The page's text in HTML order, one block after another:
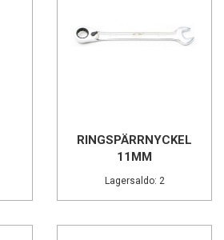
RINGSPÄRRNYCKEL
11MM
Lagersaldo: 2